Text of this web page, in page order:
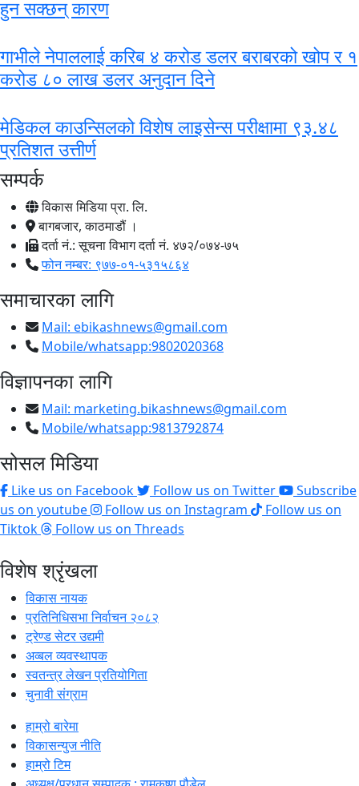
हुन सक्छन् कारण
गाभीले नेपाललाई करिब ४ करोड डलर बराबरको खोप र १
करोड ८० लाख डलर अनुदान दिने
मेडिकल काउन्सिलको विशेष लाइसेन्स परीक्षामा ९३.४८
प्रतिशत उत्तीर्ण
सम्पर्क
विकास मिडिया प्रा. लि.
बागबजार, काठमाडौं ।
दर्ता नं.: सूचना विभाग दर्ता नं. ४७२/०७४-७५
फोन नम्बर: ९७७-०१-५३१५८६४
समाचारका लागि
Mail: ebikashnews@gmail.com
Mobile/whatsapp:9802020368
विज्ञापनका लागि
Mail: marketing.bikashnews@gmail.com
Mobile/whatsapp:9813792874
सोसल मिडिया
Like us on Facebook Follow us on Twitter
Subscribe
us on youtube
Follow us on Instagram
Follow us on
Tiktok
Follow us on Threads
विशेष श्रृंखला
विकास नायक
प्रतिनिधिसभा निर्वाचन २०८२
ट्रेण्ड सेटर उद्यमी
अव्बल व्यवस्थापक
स्वतन्त्र लेखन प्रतियोगिता
चुनावी संग्राम
हाम्रो बारेमा
विकासन्युज नीति
हाम्रो टिम